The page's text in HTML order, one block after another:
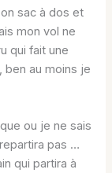
sac à dos et
mon vol ne
qui fait une
ben au moins je
ou je ne sais
pas …
qui partira à